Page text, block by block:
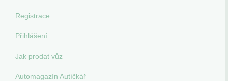
Registrace
Přihlášení
Jak prodat vůz
Automagazín Autíčkář